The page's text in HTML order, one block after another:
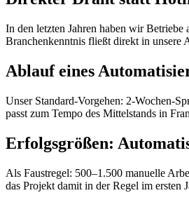
In den letzten Jahren haben wir
Branchenkenntnis fließt direkt in
Ablauf eines
Unser Standard-Vorgehen: 2-Wochen-
passt zum Tempo des Mittelstands in
Erfolgsgrößen:
Als Faustregel: 500–1.500 manuelle
das Projekt damit in der Regel im ersten